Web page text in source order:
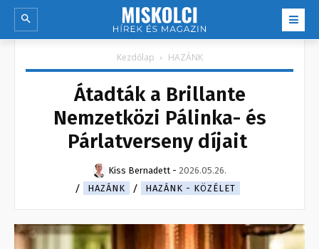
Kezdőlap HAZÁNK
Átadták a Brillante
Nemzetközi Pálinka- és
Párlatverseny díjait
Kiss Bernadett - 2026.05.26.
HAZÁNK
HAZÁNK - KÖZÉLET